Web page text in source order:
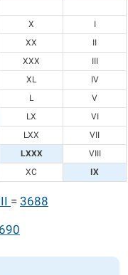
X
I
XX
II
XXX
III
XL
IV
L
V
LX
VI
LXX
VII
LXXX
VIII
XC IX
= 3688